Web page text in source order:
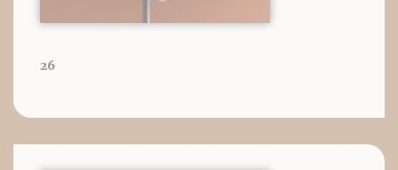
26